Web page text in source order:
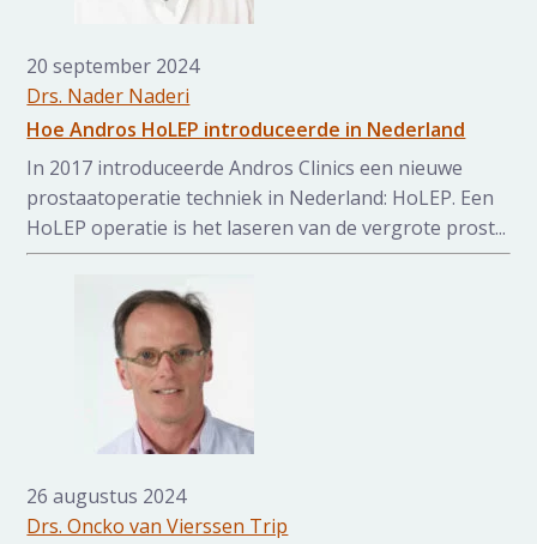
20 september 2024
Drs. Nader Naderi
Hoe Andros HoLEP introduceerde in Nederland
In 2017 introduceerde Andros Clinics een nieuwe
prostaatoperatie techniek in Nederland: HoLEP. Een
HoLEP operatie is het laseren van de vergrote prost...
26 augustus 2024
Drs. Oncko van Vierssen Trip